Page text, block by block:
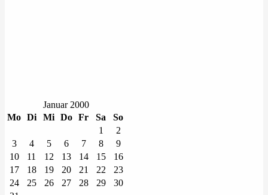
Januar 2000
Mo Di Mi Do Fr Sa
So
1
2
3
4 5 6 7 8
9
10
11 12 13 14 15
16
17
18 19 20 21 22
23
24
25 26 27 28 29
30